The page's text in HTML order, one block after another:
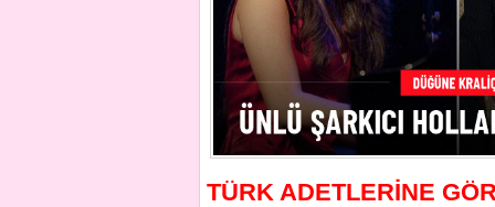
TÜRK ADETLERİNE